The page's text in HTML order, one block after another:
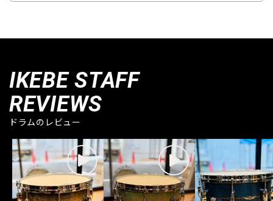
IKEBE STAFF
REVIEWS
ドラムのレビュー